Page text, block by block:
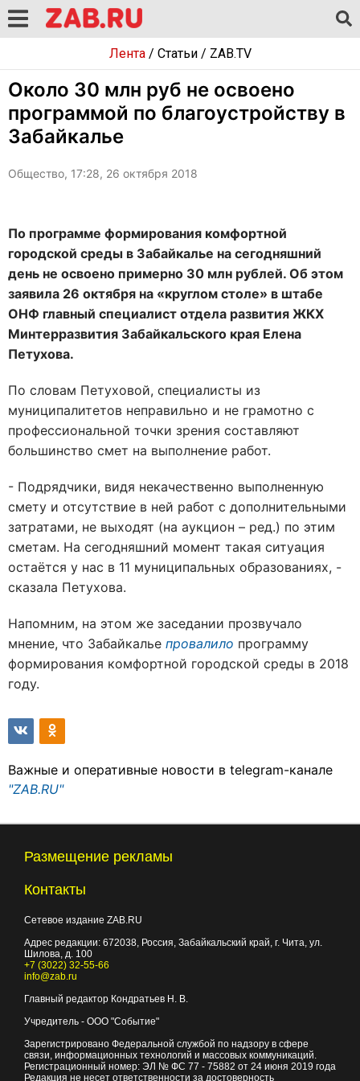
Лента/ Статьи/ ZAB.TV
Около 30 млн руб не освоено
программой по благоустройству в
Забайкалье
Общество, 17:28, 26 октября 2018
По программе формирования комфортной
городской среды в Забайкалье на сегодняшний
день не освоено примерно 30 млн рублей. Об этом
заявила 26 октября на «круглом столе» в штабе
ОНФ главный специалист отдела развития ЖКХ
Минтерразвития Забайкальского края Елена
Петухова.
По словам Петуховой, специалисты из
муниципалитетов неправильно и не грамотно с
профессиональной точки зрения составляют
большинство смет на выполнение работ.
- Подрядчики, видя некачественно выполненную
смету и отсутствие в ней работ с дополнительными
затратами, не выходят (на аукцион – ред.) по этим
сметам. На сегодняшний момент такая ситуация
остаётся у нас в 11 муниципальных образованиях, -
сказала Петухова.
Напомним, на этом же заседании прозвучало
мнение, что Забайкалье провалило программу
формирования комфортной городской среды в 2018
году.
Важные и оперативные новости в telegram-канале
"ZAB.RU"
Размещение рекламы
Контакты
Сетевое издание ZAB.RU
Адрес редакции: 672038, Россия, Забайкальский край, г. Чита, ул.
Шилова, д. 100
+7 (3022) 32-55-66
info@zab.ru
Главный редактор Кондратьев Н. В.
Учредитель - ООО "Событие"
Зарегистрировано Федеральной службой по надзору в сфере
связи, информационных технологий и массовых коммуникаций.
Регистрационный номер: ЭЛ № ФС 77 - 75882 от 24 июня 2019 года
Редакция не несет ответственности за достоверность